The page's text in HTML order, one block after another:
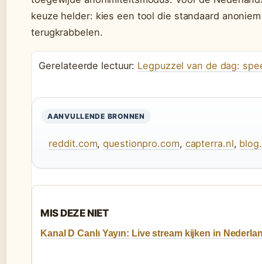
keuze helder: kies een tool die standaard
terugkrabbelen.
Gerelateerde lectuur: Legpuzzel van de dag:
AANVULLENDE BRONNEN
reddit.com,questionpro.com, capterra.nl,
MIS DEZE NIET
Kanal D Canlı Yayın: Live stream kijken in